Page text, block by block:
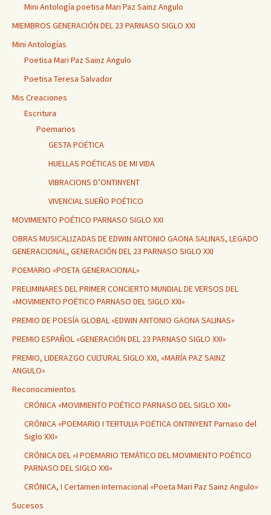
Mini Antología poetisa Mari Paz Sainz Angulo
MIEMBROS GENERACIÓN DEL 23 PARNASO SIGLO XXI
Mini Antologías
Poetisa Mari Paz Sainz Angulo
Poetisa Teresa Salvador
Mis Creaciones
Escritura
Poemarios
GESTA POÉTICA
HUELLAS POÉTICAS DE MI VIDA
VIBRACIONS D’ONTINYENT
VIVENCIAL SUEÑO POÉTICO
MOVIMIENTO POÉTICO PARNASO SIGLO XXI
OBRAS MUSICALIZADAS DE EDWIN ANTONIO GAONA SALINAS, LEGADO
GENERACIONAL, GENERACIÓN DEL 23 PARNASO SIGLO XXI
POEMARIO «POETA GENERACIONAL»
PRELIMINARES DEL PRIMER CONCIERTO MUNDIAL DE VERSOS DEL
«MOVIMIENTO POÉTICO PARNASO DEL SIGLO XXI»
PREMIO DE POESÍA GLOBAL «EDWIN ANTONIO GAONA SALINAS»
PREMIO ESPAÑOL «GENERACIÓN DEL 23 PARNASO SIGLO XXI»
PREMIO, LIDERAZGO CULTURAL SIGLO XXI, «MARÍA PAZ SAINZ
ANGULO»
Reconocimientos
CRÓNICA «MOVIMIENTO POÉTICO PARNASO DEL SIGLO XXI»
CRÓNICA «POEMARIO I TERTULIA POÉTICA ONTINYENT Parnaso del
Siglo XXI»
CRÓNICA DEL «I POEMARIO TEMÁTICO DEL MOVIMIENTO POÉTICO
PARNASO DEL SIGLO XXI»
CRÓNICA, I Certamen Internacional «Poeta Mari Paz Sainz Angulo»
Sucesos